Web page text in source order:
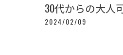
30代からの大人
2024/02/09